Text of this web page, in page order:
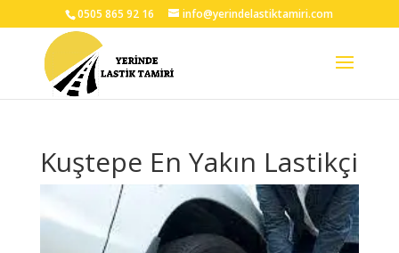
0505 865 92 16 info@yerindelastiktamiri.com
Kuştepe En Yakın Lastikçi